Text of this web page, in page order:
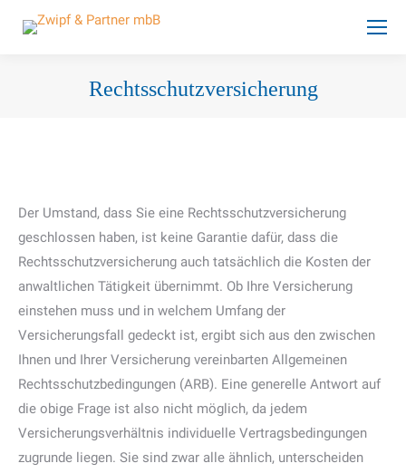
Rechtsschutzversicherung
Der Umstand, dass Sie eine Rechtsschutzversicherung
geschlossen haben, ist keine Garantie dafür, dass die
Rechtsschutzversicherung auch tatsächlich die Kosten der
anwaltlichen Tätigkeit übernimmt. Ob Ihre Versicherung
einstehen muss und in welchem Umfang der
Versicherungsfall gedeckt ist, ergibt sich aus den zwischen
Ihnen und Ihrer Versicherung vereinbarten Allgemeinen
Rechtsschutzbedingungen (ARB). Eine generelle Antwort auf
die obige Frage ist also nicht möglich, da jedem
Versicherungsverhältnis individuelle Vertragsbedingungen
zugrunde liegen. Sie sind zwar alle ähnlich, unterscheiden